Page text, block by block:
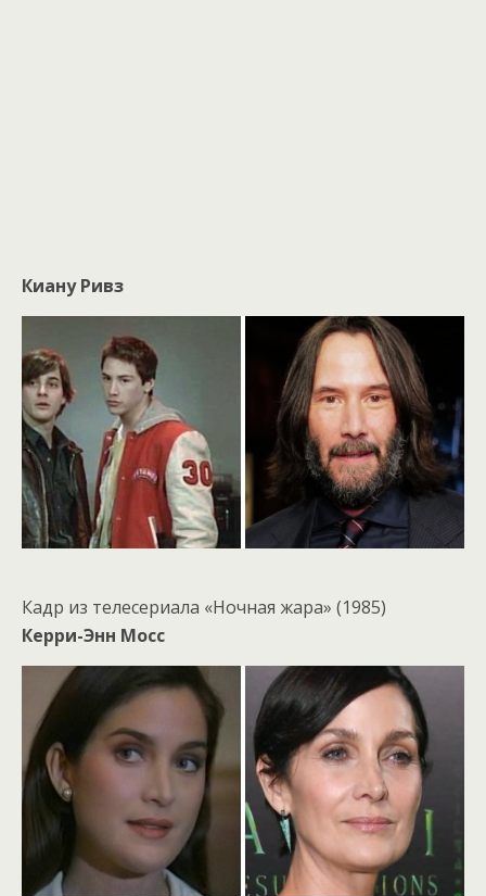
Киану Ривз
Кадр из телесериала «Ночная жара» (1985)
Керри-Энн Мосс